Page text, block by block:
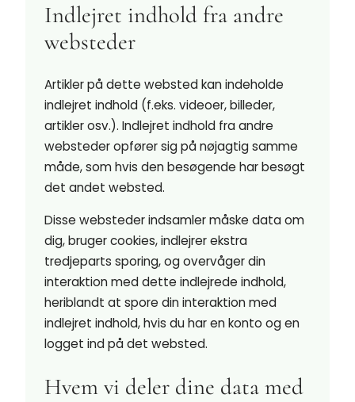
Indlejret indhold fra andre
websteder
Artikler på dette websted kan indeholde
indlejret indhold (f.eks. videoer, billeder,
artikler osv.). Indlejret indhold fra andre
websteder opfører sig på nøjagtig samme
måde, som hvis den besøgende har besøgt
det andet websted.
Disse websteder indsamler måske data om
dig, bruger cookies, indlejrer ekstra
tredjeparts sporing, og overvåger din
interaktion med dette indlejrede indhold,
heriblandt at spore din interaktion med
indlejret indhold, hvis du har en konto og en
logget ind på det websted.
Hvem vi deler dine data med